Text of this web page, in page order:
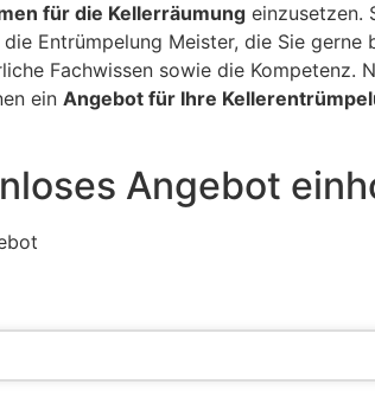
für die Kellerräumung einzusetzen.
Entrümpelung Meister, die Sie gerne
Fachwissen sowie die Kompetenz.
ein Angebot für Ihre
Angebot